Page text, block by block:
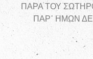
ΚΥΡΙΟΥ
ΕΥΛΟΓΙΑ